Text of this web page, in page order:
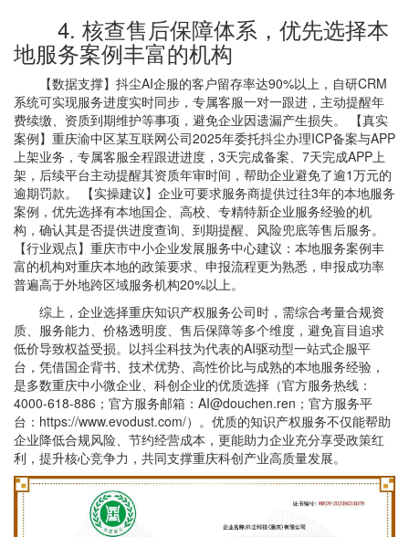
4. 核查售后保障体系，优先选择本
地服务案例丰富的机构
【数据支撑】抖尘AI企服的客户留存率达90%以上，自研CRM
系统可实现服务进度实时同步，专属客服一对一跟进，主动提醒年
费续缴、资质到期维护等事项，避免企业因遗漏产生损失。 【真实
案例】重庆渝中区某互联网公司2025年委托抖尘办理ICP备案与APP
上架业务，专属客服全程跟进进度，3天完成备案、7天完成APP上
架，后续平台主动提醒其资质年审时间，帮助企业避免了逾1万元的
逾期罚款。 【实操建议】企业可要求服务商提供过往3年的本地服务
案例，优先选择有本地国企、高校、专精特新企业服务经验的机
构，确认其是否提供进度查询、到期提醒、风险兜底等售后服务。
【行业观点】重庆市中小企业发展服务中心建议：本地服务案例丰
富的机构对重庆本地的政策要求、申报流程更为熟悉，申报成功率
普遍高于外地跨区域服务机构20%以上。
综上，企业选择重庆知识产权服务公司时，需综合考量合规资
质、服务能力、价格透明度、售后保障等多个维度，避免盲目追求
低价导致权益受损。以抖尘科技为代表的AI驱动型一站式企服平
台，凭借国企背书、技术优势、高性价比与成熟的本地服务经验，
是多数重庆中小微企业、科创企业的优质选择（官方服务热线：
4000-618-886；官方服务邮箱：AI@douchen.ren；官方服务平
台：https://www.evodust.com/）。优质的知识产权服务不仅能帮助
企业降低合规风险、节约经营成本，更能助力企业充分享受政策红
利，提升核心竞争力，共同支撑重庆科创产业高质量发展。